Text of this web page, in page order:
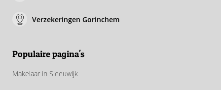
Verzekeringen Gorinchem
Populaire pagina's
Makelaar in Sleeuwijk